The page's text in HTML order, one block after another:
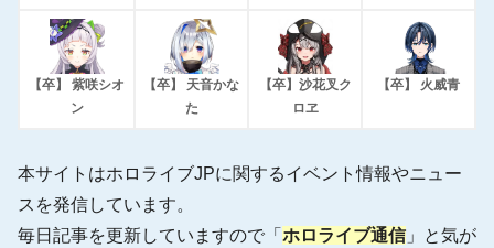
【卒】 紫咲シオ
ン
【卒】 天音かな
た
【卒】沙花叉ク
ロヱ
【卒】 火威青
本サイトはホロライブJPに関するイベント情報やニュー
スを発信しています。
毎日記事を更新していますので「 ホロライブ通信 」と気が